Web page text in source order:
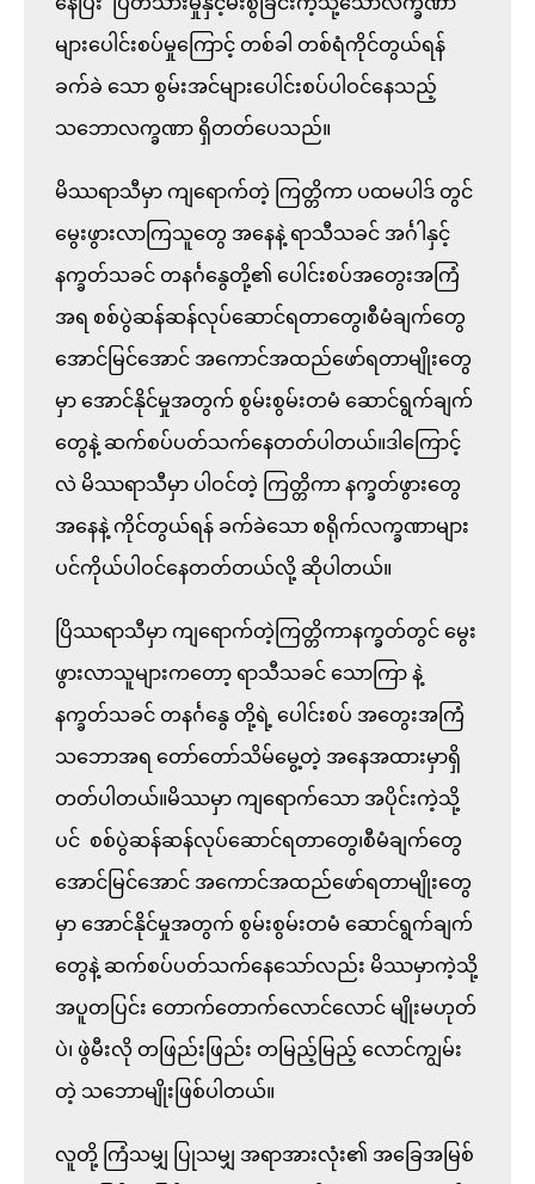
များပေါင်းစပ်မှုကြောင့် တစ်ခါ တစ်ရံကိုင်တွယ်ရန်
ခက်ခဲ သော စွမ်းအင်များပေါင်းစပ်ပါဝင်နေသည့်
သဘောလက္ခဏာ ရှိတတ်ပေသည်။
မိဿရာသီမှာ ကျရောက်တဲ့ ကြတ္တိကာ ပထမပါဒ် တွင်
မွေးဖွားလာကြသူတွေ အနေနဲ့ ရာသီသခင် အင်္ဂါနှင့်
နက္ခတ်သခင် တနင်္ဂနွေတို့၏ ပေါင်းစပ်အတွေးအကြံ
အရ စစ်ပွဲဆန်ဆန်လုပ်ဆောင်ရတာတွေ၊စီမံချက်တွေ
အောင်မြင်အောင် အကောင်အထည်ဖော်ရတာမျိုးတွေ
မှာ အောင်နိုင်မှုအတွက် စွမ်းစွမ်းတမံ ဆောင်ရွက်ချက်
တွေနဲ့ ဆက်စပ်ပတ်သက်နေတတ်ပါတယ်။ဒါကြောင့်
လဲ မိဿရာသီမှာ ပါဝင်တဲ့ ကြတ္တိကာ နက္ခတ်ဖွားတွေ
အနေနဲ့ ကိုင်တွယ်ရန် ခက်ခဲသော စရိုက်လက္ခဏာများ
ပင်ကိုယ်ပါဝင်နေတတ်တယ်လို့ ဆိုပါတယ်။
ပြိဿရာသီမှာ ကျရောက်တဲ့ကြတ္တိကာနက္ခတ်တွင် မွေး
ဖွားလာသူများကတော့ ရာသီသခင် သောကြာ နဲ့
နက္ခတ်သခင် တနင်္ဂနွေ တို့ရဲ့ ပေါင်းစပ် အတွေးအကြံ
သဘောအရ တော်တော်သိမ်မွေ့တဲ့ အနေအထားမှာရှိ
တတ်ပါတယ်။မိဿမှာ ကျရောက်သော အပိုင်းကဲ့သို့
ပင်  စစ်ပွဲဆန်ဆန်လုပ်ဆောင်ရတာတွေ၊စီမံချက်တွေ
အောင်မြင်အောင် အကောင်အထည်ဖော်ရတာမျိုးတွေ
မှာ အောင်နိုင်မှုအတွက် စွမ်းစွမ်းတမံ ဆောင်ရွက်ချက်
တွေနဲ့ ဆက်စပ်ပတ်သက်နေသော်လည်း မိဿမှာကဲ့သို့
အပူတပြင်း တောက်တောက်လောင်လောင် မျိုးမဟုတ်
ပဲ၊ ဖွဲမီးလို တဖြည်းဖြည်း တမြည့်မြည့် လောင်ကျွမ်း
တဲ့ သဘောမျိုးဖြစ်ပါတယ်။
လူတို့ ကြံသမျှ ပြုသမျှ အရာအားလုံး၏ အခြေအမြစ်